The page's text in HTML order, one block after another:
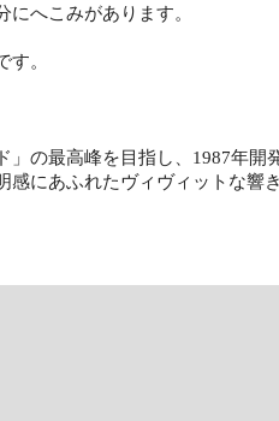
へこみがあります。
。
の最高峰を目指し、1987年開
にあふれたヴィヴィットな響